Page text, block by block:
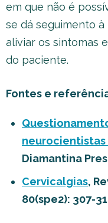
em que não é
se dá seguimento
aliviar os sintomas
do paciente.
Fontes e
Diamantina
Cervicalgias,
80(spe2): 307-